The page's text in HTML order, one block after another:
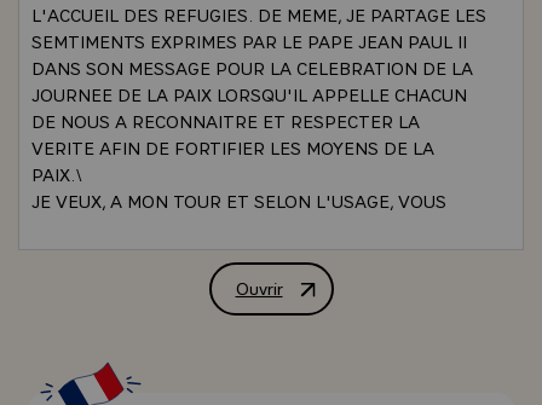
L'ACCUEIL DES REFUGIES. DE MEME, JE PARTAGE LES
SEMTIMENTS EXPRIMES PAR LE PAPE JEAN PAUL II
DANS SON MESSAGE POUR LA CELEBRATION DE LA
JOURNEE DE LA PAIX LORSQU'IL APPELLE CHACUN
DE NOUS A RECONNAITRE ET RESPECTER LA
VERITE AFIN DE FORTIFIER LES MOYENS DE LA
PAIX.\
JE VEUX, A MON TOUR ET SELON L'USAGE, VOUS
VOUS, POUR VOS FAMILLES, POUR LE SUCCES DE
VOTRE MISSION ET, NOTAMMENT, POUR LES LIENS
MEMES ET LA POPULATION FRANCAISE.
- A TRAVERS VOUS, MES VOEUX S'ADRESSENT AUX
Ouvrir
ALLOCUTION DE M. VALERY